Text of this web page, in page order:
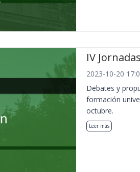
IV
2023-10-20
Debates y
formación
octubre.
Leer más